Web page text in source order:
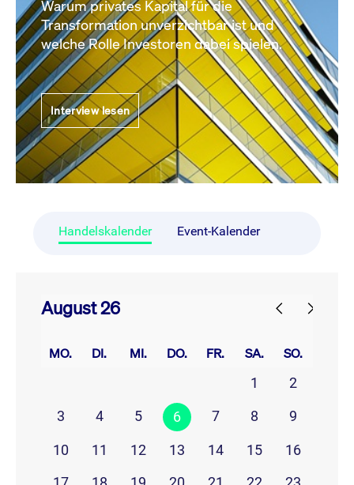
Warum privates Kapital für die
Transformation unverzichtbar ist und
welche Rolle Investoren dabei spielen.
Interview lesen
Handelskalender Event-Kalender
August 26
MO. DI. MI. DO. FR. SA. SO.
1
2
3
4 5 6 7 8 9
10 11 12 13 14 15
16